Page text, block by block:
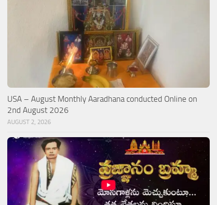
USA – August Monthly Aaradhana conducted Online on
2nd August 2026
AUGUST 2, 2026